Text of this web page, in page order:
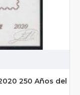
250 Años del